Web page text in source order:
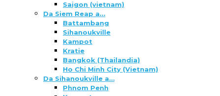
Saigon (vietnam)
Da Siem Reap a…
Battambang
Sihanoukville
Kampot
Kratie
Bangkok (Thailandia)
Ho Chi Minh City (Vietnam)
Da Sihanoukville a…
Phnom Penh